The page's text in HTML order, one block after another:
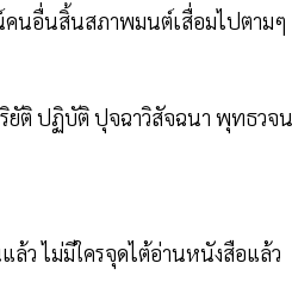
นอื่นสิ้นสภาพมนต์เสื่อมไปตามๆ
ริยัติ ปฏิบัติ ปุจฉาวิสัจฉนา พุทธว
ล้ว ไม่มีใครจุดไต้อ่านหนังสือแล้ว